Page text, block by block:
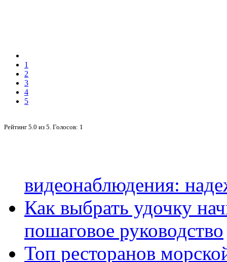
1
2
3
4
5
Рейтинг 5.0 из 5. Голосов: 1
видеонаблюдения:
Как выбрать удочку
пошаговое руководство
Топ ресторанов